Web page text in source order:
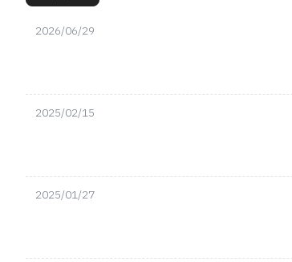
2026/06/29
2025/02/15
2025/01/27